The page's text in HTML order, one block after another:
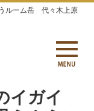
ルーム岳 代々木上原
イガイ